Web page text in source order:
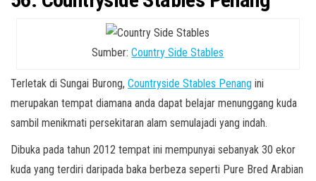
Sumber:Country Side Stables
Terletak di Sungai Burong, Countryside Stables Penang ini
merupakan tempat diamana anda dapat belajar menunggang kuda
sambil menikmati persekitaran alam semulajadi yang indah.
Dibuka pada tahun 2012 tempat ini mempunyai sebanyak 30 ekor
kuda yang terdiri daripada baka berbeza seperti Pure Bred Arabian